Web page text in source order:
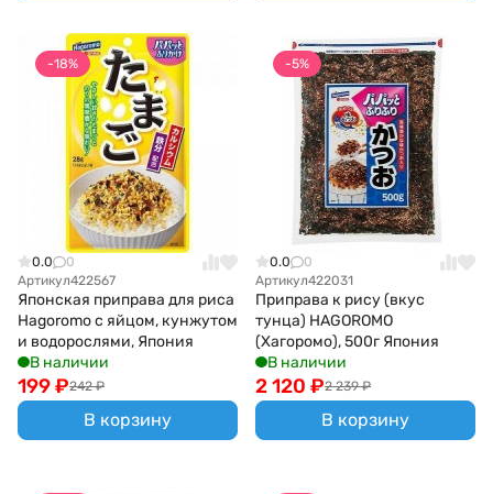
-18%
0.0
0
Артикул422567
Японская приправа для риса
Hagoromo с яйцом, кунжутом
и водорослями, Япония
В наличии
242 ₽
199₽
В корзину
-5%
0.0
0
Артикул422031
Приправа к рису (вкус
тунца) HAGOROMO
(Хагоромо), 500г Япония
В наличии
2 239 ₽
2 120 ₽
В корзину